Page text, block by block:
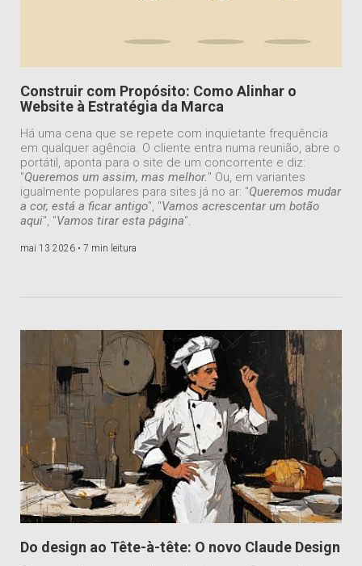
Construir com Propósito: Como Alinhar o
Website à Estratégia da Marca
Há uma cena que se repete com inquietante frequência
em qualquer agência. O cliente entra numa reunião, abre o
portátil, aponta para o site de um concorrente e diz:
"Queremos um assim, mas melhor." Ou, em variantes
igualmente populares para sites já no ar: "Queremos mudar
a cor, está a ficar antigo", "Vamos acrescentar um botão
aqui", "Vamos tirar esta página".
mai 13 2026 • 7 min leitura
Do design ao Tête-à-tête: O novo Claude Design